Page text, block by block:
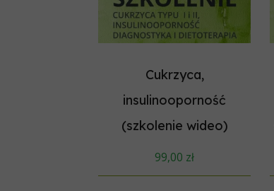
Cukrzyca,
insulinooporność
(szkolenie wideo)
99,00 zł